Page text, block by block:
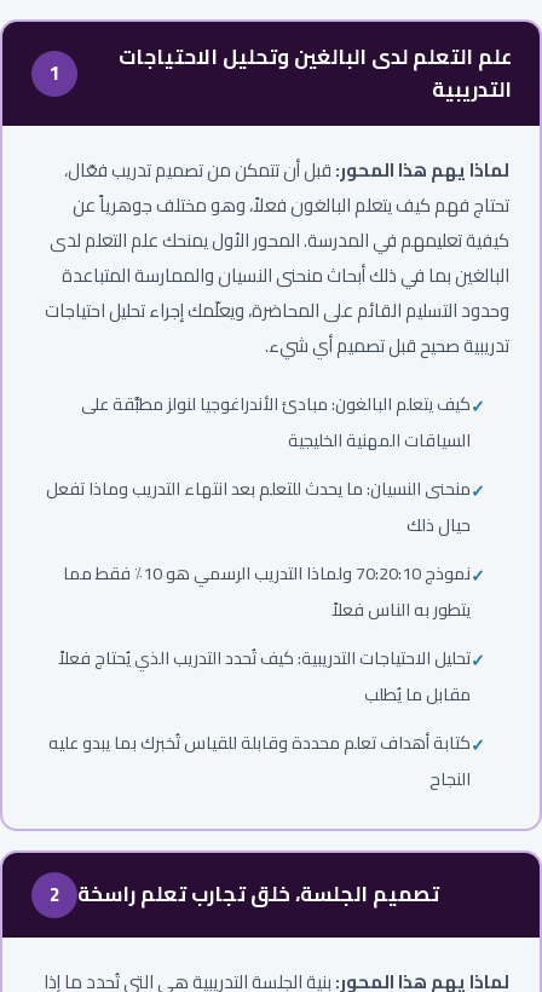
1
علم التعلم لدى البالغين وتحليل الاحتياجات
التدريبية
لماذا يهم هذا المحور:قبل أن تتمكن من تصميم تدريب فعّال،
تحتاج فهم كيف يتعلم البالغون فعلاً، وهو مختلف جوهرياً عن
كيفية تعليمهم في المدرسة. المحور الأول يمنحك علم التعلم لدى
البالغين بما في ذلك أبحاث منحنى النسيان والممارسة المتباعدة
وحدود التسليم القائم على المحاضرة، ويعلّمك إجراء تحليل احتياجات
تدريبية صحيح قبل تصميم أي شيء.
كيف يتعلم البالغون: مبادئ الأندراغوجيا لنولز مطبَّقة على
السياقات المهنية الخليجية
منحنى النسيان: ما يحدث للتعلم بعد انتهاء التدريب وماذا تفعل
حيال ذلك
نموذج 70:20:10 ولماذا التدريب الرسمي هو 10٪ فقط مما
يتطور به الناس فعلاً
تحليل الاحتياجات التدريبية: كيف تُحدد التدريب الذي يُحتاج فعلاً
مقابل ما يُطلب
كتابة أهداف تعلم محددة وقابلة للقياس تُخبرك بما يبدو عليه
النجاح
2 تصميم الجلسة، خلق تجارب تعلم راسخة
لماذا يهم هذا المحور:بنية الجلسة التدريبية هي التي تُحدد ما إذا